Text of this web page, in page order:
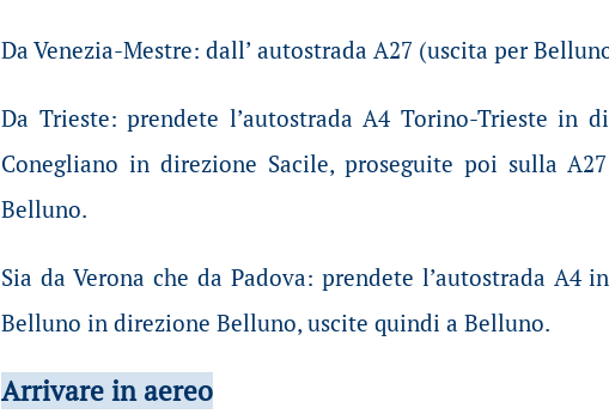
Da Venezia-Mestre: dall’ autostrada A27 (uscita per
Da Trieste: prendete l’autostrada A4 Torino-Trieste in
Conegliano in direzione Sacile, proseguite poi sulla
Belluno.
Sia da Verona che da Padova: prendete l’autostrada A4
Belluno in direzione Belluno, uscite quindi a Belluno.
Arrivare in aereo